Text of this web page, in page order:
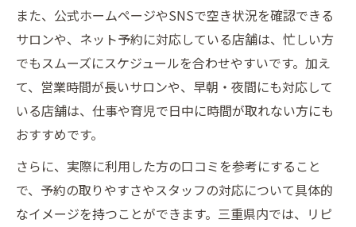
また、公式ホームページやSNSで空き状況を確認できる
サロンや、ネット予約に対応している店舗は、忙しい方
でもスムーズにスケジュールを合わせやすいです。加え
て、営業時間が長いサロンや、早朝・夜間にも対応して
いる店舗は、仕事や育児で日中に時間が取れない方にも
おすすめです。
さらに、実際に利用した方の口コミを参考にすること
で、予約の取りやすさやスタッフの対応について具体的
なイメージを持つことができます。三重県内では、リピ